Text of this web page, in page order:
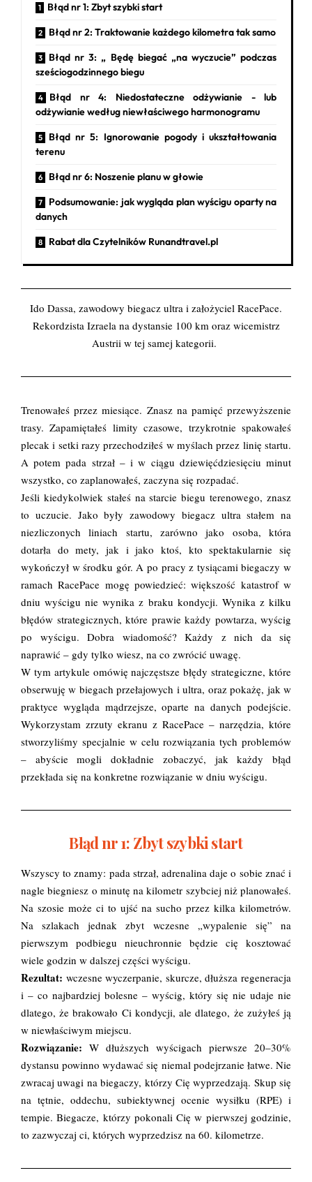
Błąd nr 1: Zbyt szybki start
Błąd nr 2: Traktowanie każdego kilometra tak samo
Błąd nr 3: „ Będę biegać „na wyczucie” podczas
sześciogodzinnego biegu
Błąd nr 4: Niedostateczne odżywianie - lub
odżywianie według niewłaściwego harmonogramu
Błąd nr 5: Ignorowanie pogody i ukształtowania
terenu
Błąd nr 6: Noszenie planu w głowie
Podsumowanie: jak wygląda plan wyścigu oparty na
danych
Rabat dla Czytelników Runandtravel.pl
Ido Dassa, zawodowy biegacz ultra i założyciel RacePace.
Rekordzista Izraela na dystansie 100 km oraz wicemistrz
Austrii w tej samej kategorii.
Trenowałeś przez miesiące. Znasz na pamięć przewyższenie
trasy. Zapamiętałeś limity czasowe, trzykrotnie spakowałeś
plecak i setki razy przechodziłeś w myślach przez linię startu.
A potem pada strzał – i w ciągu dziewięćdziesięciu minut
wszystko, co zaplanowałeś, zaczyna się rozpadać.
Jeśli kiedykolwiek stałeś na starcie biegu terenowego, znasz
to uczucie. Jako były zawodowy biegacz ultra stałem na
niezliczonych liniach startu, zarówno jako osoba, która
dotarła do mety, jak i jako ktoś, kto spektakularnie się
wykończył w środku gór. A po pracy z tysiącami biegaczy w
ramach RacePace mogę powiedzieć: większość katastrof w
dniu wyścigu nie wynika z braku kondycji. Wynika z kilku
błędów strategicznych, które prawie każdy powtarza, wyścig
po wyścigu. Dobra wiadomość? Każdy z nich da się
naprawić – gdy tylko wiesz, na co zwrócić uwagę.
W tym artykule omówię najczęstsze błędy strategiczne, które
obserwuję w biegach przełajowych i ultra, oraz pokażę, jak w
praktyce wygląda mądrzejsze, oparte na danych podejście.
Wykorzystam zrzuty ekranu z RacePace – narzędzia, które
stworzyliśmy specjalnie w celu rozwiązania tych problemów
– abyście mogli dokładnie zobaczyć, jak każdy błąd
przekłada się na konkretne rozwiązanie w dniu wyścigu.
Błąd nr 1: Zbyt szybki start
Wszyscy to znamy: pada strzał, adrenalina daje o sobie znać i
nagle biegniesz o minutę na kilometr szybciej niż planowałeś.
Na szosie może ci to ujść na sucho przez kilka kilometrów.
Na szlakach jednak zbyt wczesne „wypalenie się” na
pierwszym podbiegu nieuchronnie będzie cię kosztować
wiele godzin w dalszej części wyścigu.
Rezultat: wczesne wyczerpanie, skurcze, dłuższa regeneracja
i – co najbardziej bolesne – wyścig, który się nie udaje nie
dlatego, że brakowało Ci kondycji, ale dlatego, że zużyłeś ją
w niewłaściwym miejscu.
Rozwiązanie: W dłuższych wyścigach pierwsze 20–30%
dystansu powinno wydawać się niemal podejrzanie łatwe. Nie
zwracaj uwagi na biegaczy, którzy Cię wyprzedzają. Skup się
na tętnie, oddechu, subiektywnej ocenie wysiłku (RPE) i
tempie. Biegacze, którzy pokonali Cię w pierwszej godzinie,
to zazwyczaj ci, których wyprzedzisz na 60. kilometrze.